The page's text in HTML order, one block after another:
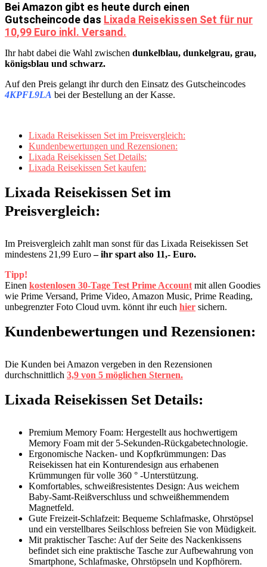
Bei Amazon gibt es heute durch einen
Gutscheincode das Lixada Reisekissen Set für nur
10,99 Euro inkl. Versand.
Ihr habt dabei die Wahl zwischen dunkelblau, dunkelgrau, grau,
königsblau und schwarz.
Auf den Preis gelangt ihr durch den Einsatz des Gutscheincodes
4KPFL9LA bei der Bestellung an der Kasse.
Lixada Reisekissen Set im Preisvergleich:
Kundenbewertungen und Rezensionen:
Lixada Reisekissen Set Details:
Lixada Reisekissen Set kaufen:
Lixada Reisekissen Set im
Preisvergleich:
Im Preisvergleich zahlt man sonst für das Lixada Reisekissen Set
mindestens 21,99 Euro– ihr spart also 11,- Euro.
Tipp!
Einen kostenlosen 30-Tage Test Prime Account mit allen Goodies
wie Prime Versand, Prime Video, Amazon Music, Prime Reading,
unbegrenzter Foto Cloud uvm. könnt ihr euch hier sichern.
Kundenbewertungen und Rezensionen:
Die Kunden bei Amazon vergeben in den Rezensionen
durchschnittlich 3,9 von 5 möglichen Sternen.
Lixada Reisekissen Set Details:
Premium Memory Foam: Hergestellt aus hochwertigem
Memory Foam mit der 5-Sekunden-Rückgabetechnologie.
Ergonomische Nacken- und Kopfkrümmungen: Das
Reisekissen hat ein Konturendesign aus erhabenen
Krümmungen für volle 360 ° -Unterstützung.
Komfortables, schweißresistentes Design: Aus weichem
Baby-Samt-Reißverschluss und schweißhemmendem
Magnetfeld.
Gute Freizeit-Schlafzeit: Bequeme Schlafmaske, Ohrstöpsel
und ein verstellbares Seilschloss befreien Sie von Müdigkeit.
Mit praktischer Tasche: Auf der Seite des Nackenkissens
befindet sich eine praktische Tasche zur Aufbewahrung von
Smartphone, Schlafmaske, Ohrstöpseln und Kopfhörern.